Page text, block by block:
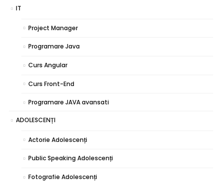
IT
Project Manager
Programare Java
Curs Angular
Curs Front-End
Programare JAVA avansati
ADOLESCENȚI
Actorie Adolescenți
Public Speaking Adolescenți
Fotografie Adolescenți